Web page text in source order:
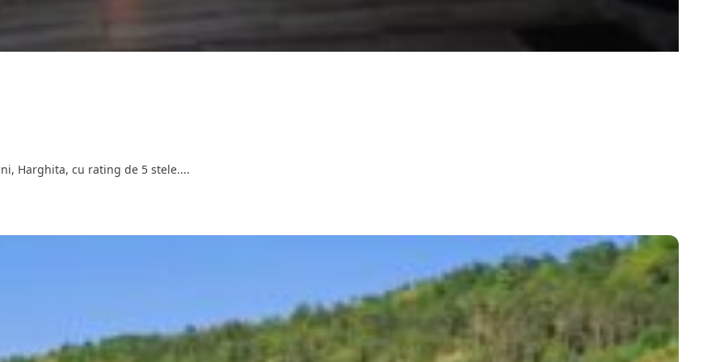
Harghita, cu rating de 5 stele....